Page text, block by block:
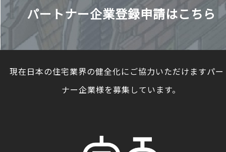
パートナー企業登録申請はこちら
現在日本の住宅業界の健全化にご協力いただけますパ
ナー企業様を募集しています。